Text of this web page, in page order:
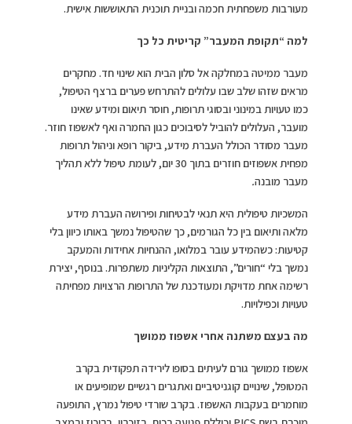
מעורבות משפחתית חכמה ובניית תוכנית התאוששות אישית.
למה “תקופת המעבר” קריטית כל כך
מעבר ממיטה במחלקה אל סלון הבית הוא שינוי חד. מחקרים
מראים שזהו שלב שבו עלולים להתרחש פערים ברצף הטיפול,
כמו טעויות במינוני ובסוגי תרופות, חוסר תיאום ומידע שאינו
מועבר, העלולים להוביל לסיבוכים כגון החמרה ואף לאשפוז חוזר.
מעבר מסודר הכולל העברת מידע, ביקור רופא וניהול תרופות
מפחית אשפוזים חוזרים בתוך 30 יום, לעומת טיפול ללא תהליך
מעבר מובנה.
המשכיות טיפולית היא תנאי לבטיחות ופירושה העברת מידע
מלאה ותיאום בין כל הגורמים, כך שהטיפול נמשך באותו כיוון בלי
קטיעות: כשהמידע עובר במלואו, ההנחיות אחידות והמעקב
נמשך בלי “חורים”, התוצאות הקליניות משתפרות. בנוסף, יצירת
רשימה אחת מדויקת ומעודכנת של התרופות הרצויות מפחיתה
טעויות וכפילויות.
מה בעצם משתנה אחרי אשפוז ממושך
אשפוז ממושך גורם לעיתים בסופו לירידה תפקודית בקרב
המטופל, שינויים קוגניטיביים ואתגרים רגשיים שמופיעים או
מוחמרים בעקבות האשפוז. בקרב שורדי טיפול נמרץ, התופעה